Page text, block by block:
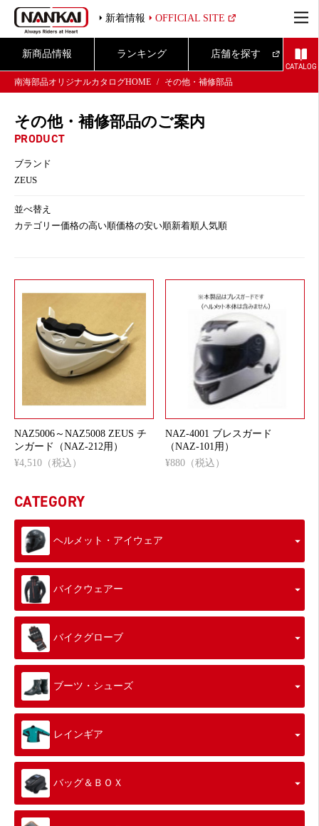
新着情報 OFFICIAL SITE
新商品情報 ランキング 店舗を探す
CATALOG
南海部品オリジナルカタログHOME
その他・補修部品
その他・補修部品のご案内
PRODUCT
ブランド
ZEUS
並べ替え
カテゴリー価格の高い順価格の安い順新着順人気順
NAZ5006～NAZ5008 ZEUS チ
ンガード（NAZ-212用）
¥4,510（税込）
NAZ-4001 ブレスガード
（NAZ-101用）
¥880（税込）
CATEGORY
ヘルメット・アイウェア
バイクウェアー
バイクグローブ
ブーツ・シューズ
レインギア
バッグ＆ＢＯＸ